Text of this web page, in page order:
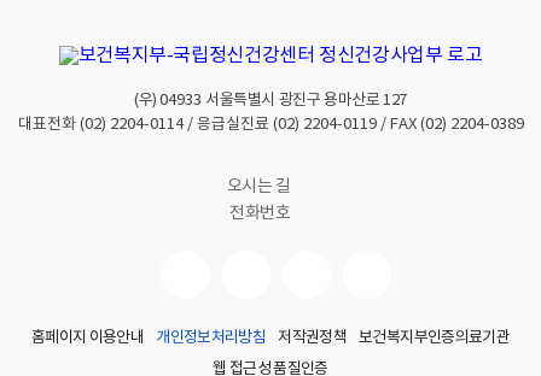
(우)04933 서울특별시 광진구 용마산로 127
대표전화 (02) 2204-0114/ 응급실진료 (02) 2204-0119/ FAX (02) 2204-0389
오시는 길
전화번호
홈페이지 이용안내 개인정보처리방침 저작권정책
보건복지부인증의료기관
웹 접근성 품질인증